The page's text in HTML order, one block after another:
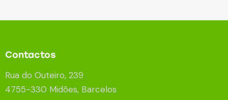
Contactos
Rua do Outeiro, 239
4755-330 Midões, Barcelos